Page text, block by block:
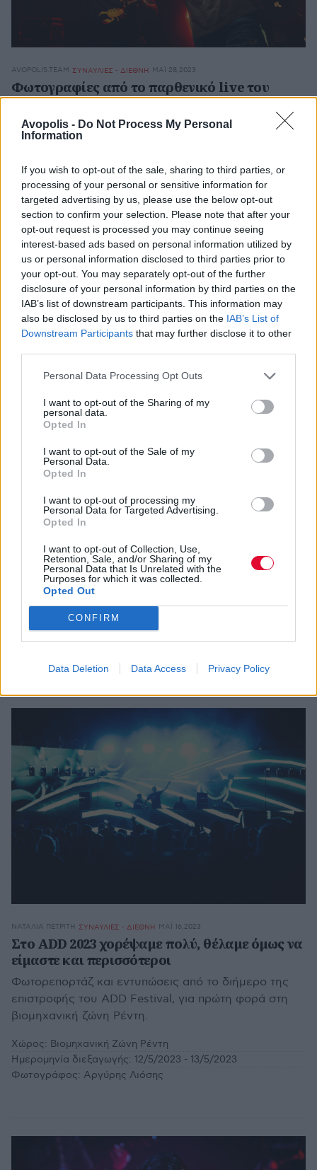
Avopolis - Do Not Process My Personal
Information
If you wish to opt-out of the sale, sharing to third parties, or
processing of your personal or sensitive information for
targeted advertising by us, please use the below opt-out
section to confirm your selection. Please note that after your
opt-out request is processed you may continue seeing
interest-based ads based on personal information utilized by
us or personal information disclosed to third parties prior to
your opt-out. You may separately opt-out of the further
disclosure of your personal information by third parties on the
IAB’s list of downstream participants. This information may
also be disclosed by us to third parties on the IAB’s List of
Downstream Participants that may further disclose it to other
Personal Data Processing Opt Outs
I want to opt-out of the Sharing of my
personal data.
Opted In
I want to opt-out of the Sale of my
Personal Data.
Opted In
I want to opt-out of processing my
Personal Data for Targeted Advertising.
Opted In
I want to opt-out of Collection, Use,
Retention, Sale, and/or Sharing of my
Personal Data that Is Unrelated with the
Purposes for which it was collected.
Opted Out
CONFIRM
Data Deletion Data Access Privacy Policy
AVOPOLIS.TEAM ΣΥΝΑΥΛΙΕΣ - ΔΙΕΘΝΗ ΜΆΙ 28,2023
Φωτογραφίες από το παρθενικό live του
Benny The Butcher στην Ελλάδα
Ο Αμερικανός ράπερ, γέννημα-θρέμμα του Buffalo
και καμάρι της Griselda Records, εμφανίστηκε στο
Χώρος: Fuzz Live Music Club
Ημερομηνία διεξαγωγής: 20/05/2023
Φωτογράφος: Αργύρης Λιόσης
ΆΓΓΕΛΟΣ ΚΛΕΙΤΣΊΚΑΣ ΣΥΝΑΥΛΙΕΣ - ΔΙΕΘΝΗ ΜΆΙ 25,2023
Οι εξομολογητικοί Birds In Row σάρωσαν το
Temple
Φοβερή εμφάνιση από το γαλλικό τρίο που
καθήλωσε το κατάμεστο venue με τις
συναισθηματικές, κιθαριστικές του ριπές.
Temple Athens
Ημερομηνία διεξαγωγής: 19/05/2023
ΝΑΤΑΛΊΑ ΠΕΤΡΊΤΗ ΣΥΝΑΥΛΙΕΣ - ΔΙΕΘΝΗ ΜΆΙ 16,2023
Στο ADD 2023 χορέψαμε πολύ, θέλαμε όμως να
είμαστε και περισσότεροι
Φωτορεπορτάζ και εντυπώσεις από το διήμερο της
επιστροφής του ADD Festival, για πρώτη φορά στη
βιομηχανική ζώνη Ρέντη.
Χώρος: Βιομηχανική Ζώνη Ρέντη
Ημερομηνία διεξαγωγής: 12/5/2023 - 13/5/2023
Φωτογράφος: Αργύρης Λιόσης